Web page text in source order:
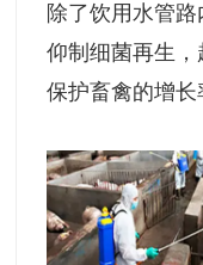
除了饮用水管
仰制细菌再生
保护畜禽的增长